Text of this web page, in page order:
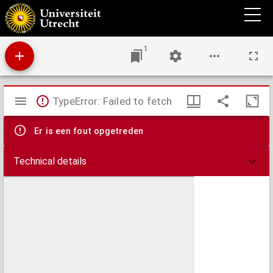
Beginselen der scheikundige analyse ten dienste van hoogere burgerscholen
1
Mirador
viewer
TypeError: Failed to fetch
Er is een fout opgetreden
Technical details